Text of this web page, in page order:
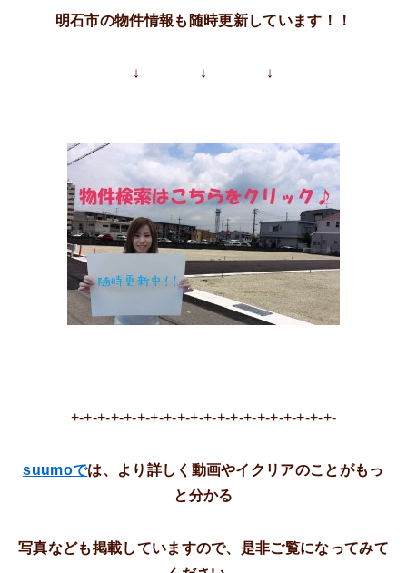
明石市の物件情報も随時更新しています！！
↓ ↓ ↓
+-+-+-+-+-+-+-+-+-+-+-+-+-+-+-+-+-+-+-+-
suumoでは、より詳しく動画やイクリアのことがもっ
と分かる
写真なども掲載していますので、是非ご覧になってみて